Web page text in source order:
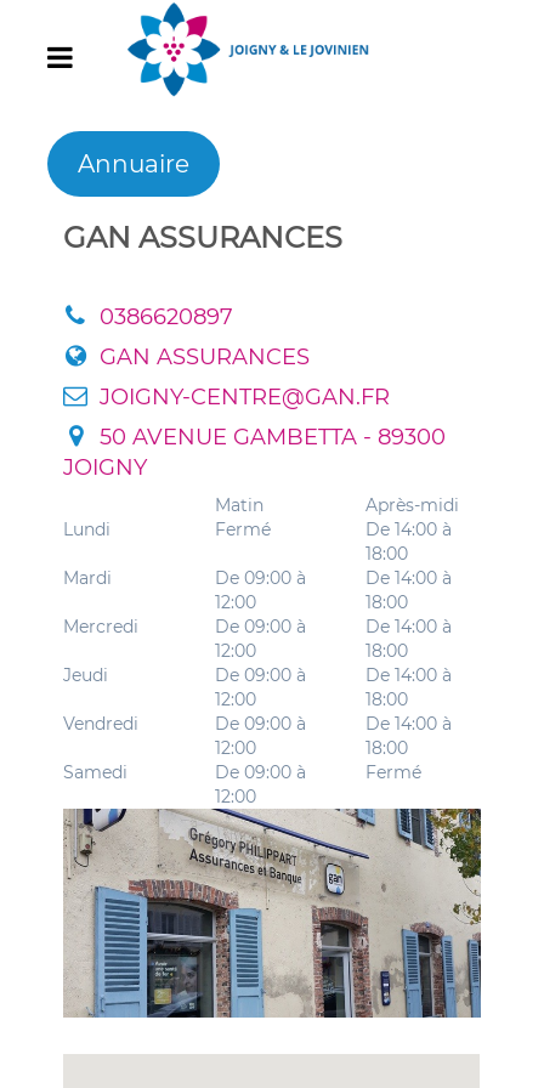
Annuaire
GAN ASSURANCES
0386620897
GAN ASSURANCES
JOIGNY-CENTRE@GAN.FR
50 AVENUE GAMBETTA - 89300
JOIGNY
Matin
Après-midi
Lundi
Fermé
De 14:00 à
18:00
Mardi
De 09:00 à
12:00
De 14:00 à
18:00
Mercredi
De 09:00 à
12:00
De 14:00 à
18:00
Jeudi
De 09:00 à
12:00
De 14:00 à
18:00
Vendredi
De 09:00 à
12:00
De 14:00 à
18:00
Samedi
De 09:00 à
12:00
Fermé